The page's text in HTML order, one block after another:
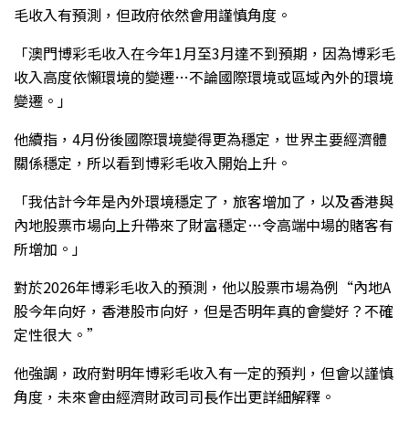
毛收入有預測，但政府依然會用謹慎角度。
「澳門博彩毛收入在今年1月至3月達不到預期，因為博彩毛
收入高度依懶環境的變遷…不論國際環境或區域內外的環境
變遷。」
他續指，4月份後國際環境變得更為穩定，世界主要經濟體
關係穩定，所以看到博彩毛收入開始上升。
「我估計今年是內外環境穩定了，旅客增加了，以及香港與
內地股票市場向上升帶來了財富穩定…令高端中場的賭客有
所增加。」
對於2026年博彩毛收入的預測，他以股票市場為例“內地A
股今年向好，香港股市向好，但是否明年真的會變好？不確
定性很大。”
他強調，政府對明年博彩毛收入有一定的預判，但會以謹慎
角度，未來會由經濟財政司司長作出更詳細解釋。